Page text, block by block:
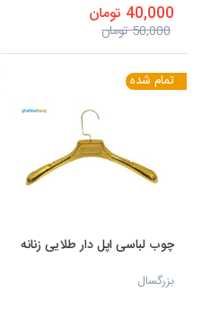
40,000 تومان
50,000 تومان
تمام شده
چوب لباسی اپل دار طلایی زنانه
بزرگسال